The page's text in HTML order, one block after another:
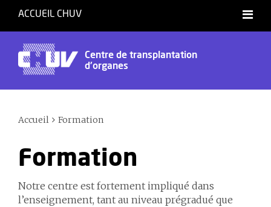
ACCUEIL CHUV
Centre de transplantation
d'organes
Accueil Formation
Formation
Notre centre est fortement impliqué dans
l’enseignement, tant au niveau prégradué que